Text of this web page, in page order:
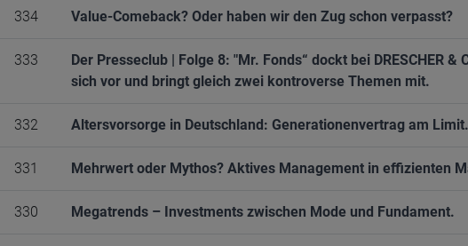
334 Value-Comeback? Oder haben wir den Zug schon verpasst?
333
Der Presseclub | Folge 8: "Mr. Fonds“ dockt bei DRESCHER &
sich vor und bringt gleich zwei kontroverse Themen mit.
332 Altersvorsorge in Deutschland: Generationenvertrag am
331 Mehrwert oder Mythos? Aktives Management in effizienten
330 Megatrends – Investments zwischen Mode und Fundament.